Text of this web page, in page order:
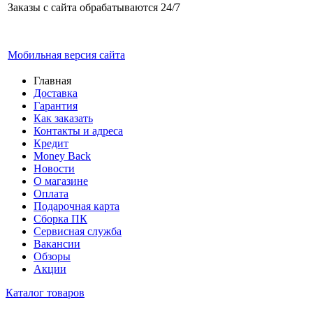
Заказы с сайта обрабатываются 24/7
Мобильная версия сайта
Главная
Доставка
Гарантия
Как заказать
Контакты и адреса
Кредит
Money Back
Новости
О магазине
Оплата
Подарочная карта
Сборка ПК
Сервисная служба
Вакансии
Обзоры
Акции
Каталог товаров